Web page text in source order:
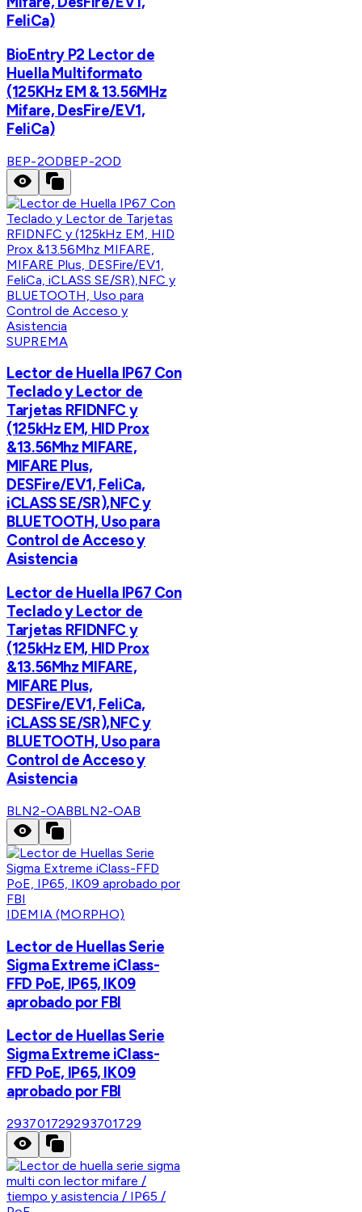
FeliCa)
BioEntry P2 Lector de
Huella Multiformato
(125KHz EM & 13.56MHz
Mifare, DesFire/EV1,
FeliCa)
BEP-2ODBEP-2OD
SUPREMA
Lector de Huella IP67 Con
Teclado y Lector de
Tarjetas RFIDNFC y
(125kHz EM, HID Prox
&13.56Mhz MIFARE,
MIFARE Plus,
DESFire/EV1, FeliCa,
iCLASS SE/SR),NFC y
BLUETOOTH, Uso para
Control de Acceso y
Asistencia
Lector de Huella IP67 Con
Teclado y Lector de
Tarjetas RFIDNFC y
(125kHz EM, HID Prox
&13.56Mhz MIFARE,
MIFARE Plus,
DESFire/EV1, FeliCa,
iCLASS SE/SR),NFC y
BLUETOOTH, Uso para
Control de Acceso y
Asistencia
BLN2-OABBLN2-OAB
IDEMIA (MORPHO)
Lector de Huellas Serie
Sigma Extreme iClass-
FFD PoE, IP65, IK09
aprobado por FBI
Lector de Huellas Serie
Sigma Extreme iClass-
FFD PoE, IP65, IK09
aprobado por FBI
293701729293701729